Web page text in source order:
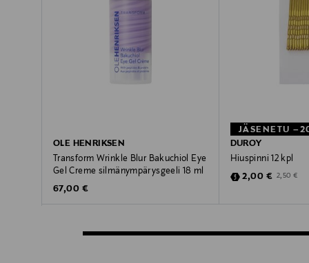
OLE HENRIKSEN
Transform Wrinkle Blur Bakuchiol Eye
Gel Creme silmänympärysgeeli 18 ml
Original Price
67,00 €
JÄSENETU
DUROY
Hiuspinni 12 kpl
Discounted Price
2,00 € Original
2,50 €